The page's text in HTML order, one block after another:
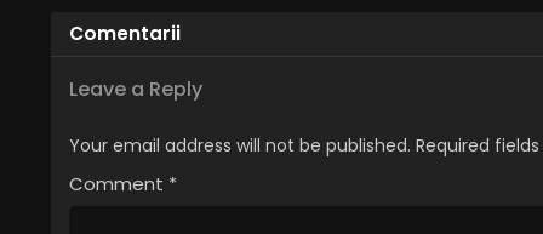
Comentarii
Leave a Reply
Your email address will not be published. Required
Comment *